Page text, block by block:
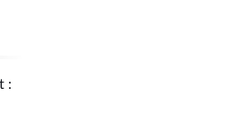
: